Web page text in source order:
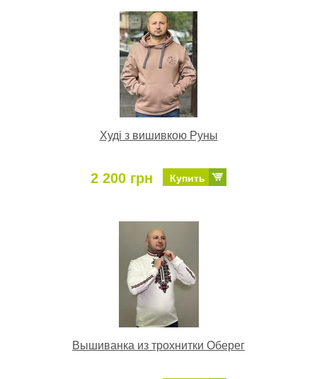
Худі з вишивкою Руны
2 200 грн Купить
Вышиванка из трохнитки Оберег